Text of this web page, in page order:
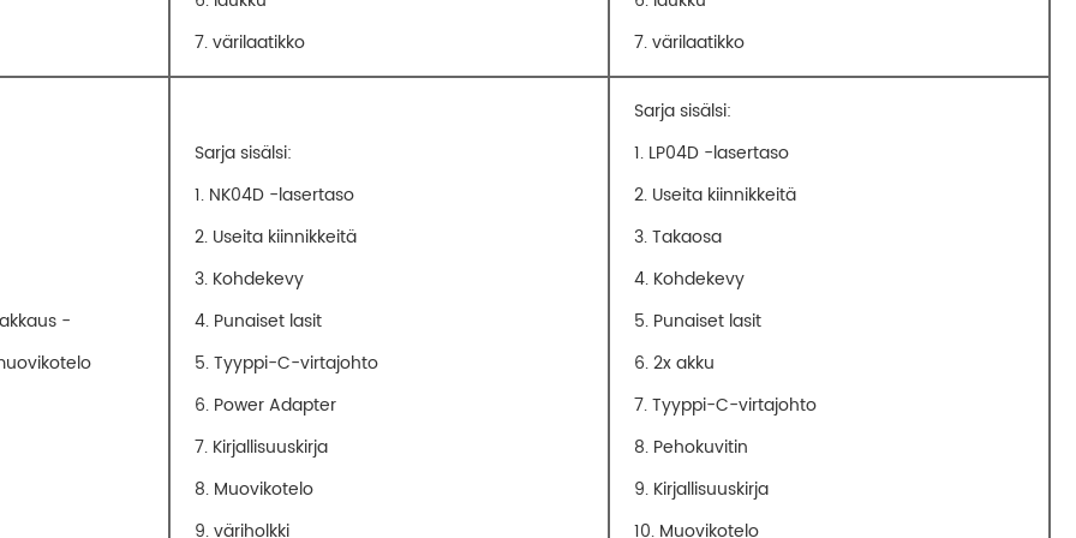
7. värilaatikko
7. värilaatikko
-
Sarja sisälsi:
1. NK04D -lasertaso
2. Useita kiinnikkeitä
3. Kohdekevy
4. Punaiset lasit
5. Tyyppi-C-virtajohto
6. Power Adapter
7. Kirjallisuuskirja
8. Muovikotelo
9. väriholkki
Sarja sisälsi:
1. LP04D -lasertaso
2. Useita kiinnikkeitä
3. Takaosa
4. Kohdekevy
5. Punaiset lasit
6. 2x akku
7. Tyyppi-C-virtajohto
8. Pehokuvitin
9. Kirjallisuuskirja
10. Muovikotelo